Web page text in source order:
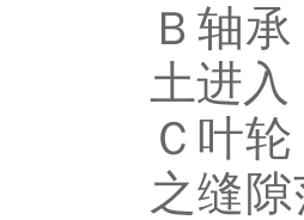
Ｂ轴
土进
Ｃ叶
之缝